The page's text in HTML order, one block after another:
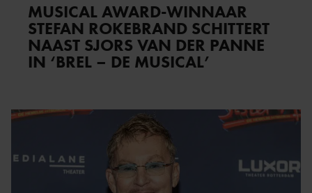
MUSICAL AWARD-WINNAAR
STEFAN ROKEBRAND SCHITTERT
NAAST SJORS VAN DER PANNE
IN ‘BREL – DE MUSICAL’